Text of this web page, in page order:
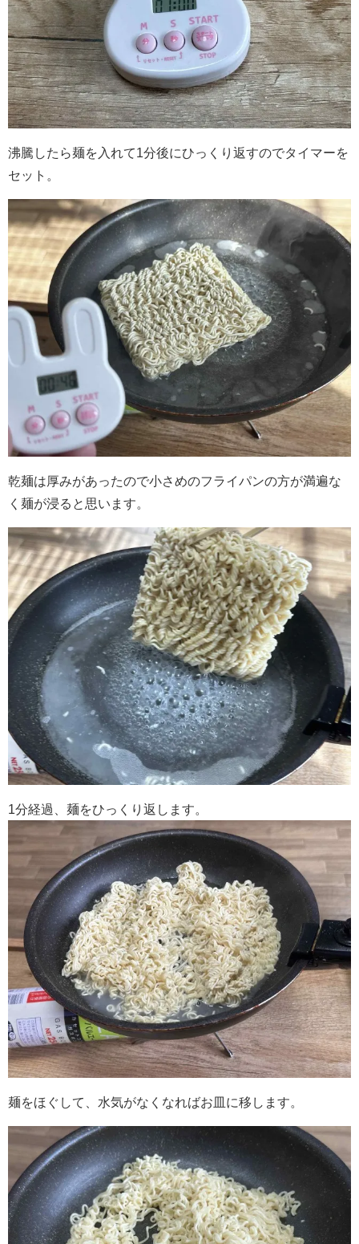
沸騰したら麺を入れて1分後にひっくり返すのでタイマーを
セット。
乾麺は厚みがあったので小さめのフライパンの方が満遍な
く麺が浸ると思います。
1分経過、麺をひっくり返します。
麺をほぐして、水気がなくなればお皿に移します。